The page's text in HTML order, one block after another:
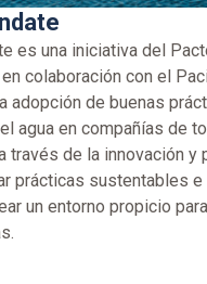
es una iniciativa del
colaboración con el
adopción de buenas
agua en compañías de
través de la innovación y
prácticas sustentables e
un entorno propicio